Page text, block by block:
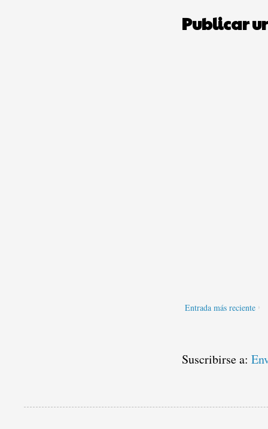
Publicar
Entrada más reciente
Suscribirse a: